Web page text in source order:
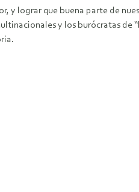
lograr que buena parte de
y los burócratas